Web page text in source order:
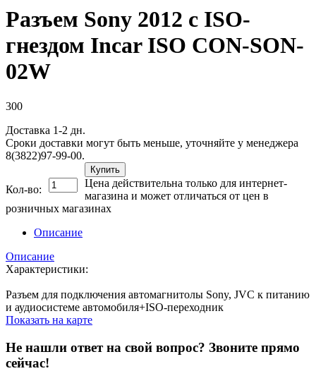
Разъем Sony 2012 с ISO-
гнездом Incar ISO CON-SON-
02W
300
Доставка 1-2 дн.
Сроки доставки могут быть меньше, уточняйте у менеджера
8(3822)97-99-00.
Кол-во:
Купить
Цена действительна только для интернет-
магазина и может отличаться от цен в
розничных магазинах
Описание
Описание
Характеристики:
Разъем для подключения автомагнитолы Sony, JVC к питанию
и аудиосистеме автомобиля+ISO-переходник
Показать на карте
Не нашли ответ на свой вопрос? Звоните прямо
сейчас!